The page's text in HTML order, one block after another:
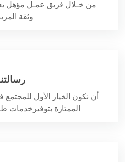
من خـلال فريق عمـل مؤهل
وثقة
أن نكون الخيار الأول للمجتمع
الممتازة بتوفيرخدمات